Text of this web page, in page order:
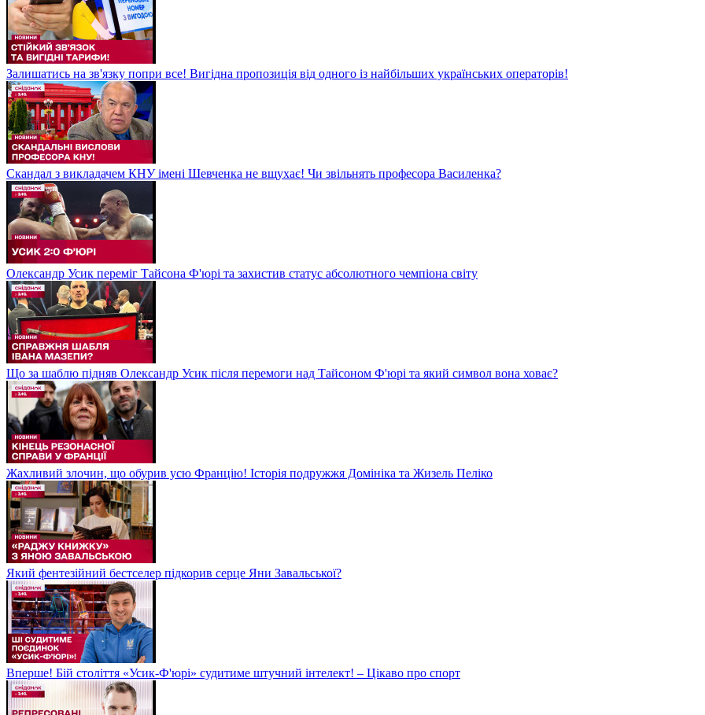
Залишатись на зв'язку попри все! Вигідна пропозиція від одного із найбільших українських операторів!
Скандал з викладачем КНУ імені Шевченка не вщухає! Чи звільнять професора Василенка?
Олександр Усик переміг Тайсона Ф'юрі та захистив статус абсолютного чемпіона світу
Що за шаблю підняв Олександр Усик після перемоги над Тайсоном Ф'юрі та який символ вона ховає?
Жахливий злочин, що обурив усю Францію! Історія подружжя Домініка та Жизель Пеліко
Який фентезійний бестселер підкорив серце Яни Завальської?
Вперше! Бій століття «Усик-Ф'юрі» судитиме штучний інтелект! – Цікаво про спорт